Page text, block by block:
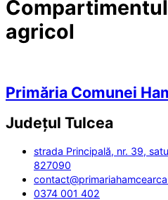
agricol
Primăria Comunei
Județul Tulcea
strada Principală, nr. 39,
827090
0374 001 402